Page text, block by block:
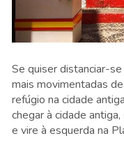
Se quiser distanciar-
mais movimentadas
refúgio na cidade
chegar à cidade
e vire à esquerda na